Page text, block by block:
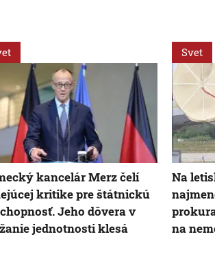
kancelár Merz čelí
kritike pre štátnickú
Jeho dôvera v
jednotnosti klesá
Svet
Na
na